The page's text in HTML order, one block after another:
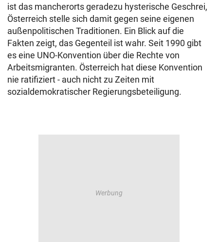
ist das mancherorts geradezu hysterische Geschrei,
Österreich stelle sich damit gegen seine eigenen
außenpolitischen Traditionen. Ein Blick auf die
Fakten zeigt, das Gegenteil ist wahr. Seit 1990 gibt
es eine UNO-Konvention über die Rechte von
Arbeitsmigranten. Österreich hat diese Konvention
nie ratifiziert - auch nicht zu Zeiten mit
sozialdemokratischer Regierungsbeteiligung.